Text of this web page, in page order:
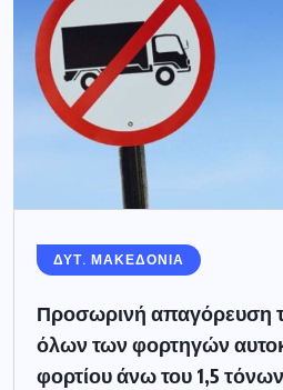
ΔΥΤ. ΜΑΚΕΔΟΝΙΑ
Προσωρινή απαγόρευση
όλων των φορτηγών
φορτίου άνω του 1,5 τόνων